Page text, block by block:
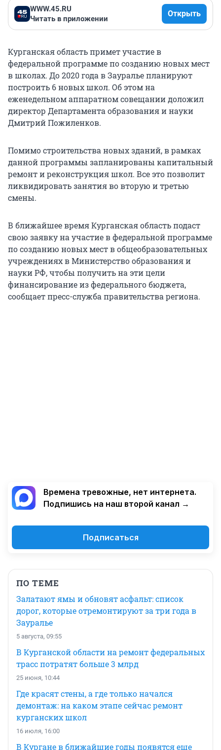
WWW.45.RU
Читать в приложении
Открыть
Курганская область примет участие в
федеральной программе по созданию новых мест
в школах. До 2020 года в Зауралье планируют
построить 6 новых школ. Об этом на
еженедельном аппаратном совещании доложил
директор Департамента образования и науки
Дмитрий Пожиленков.
Помимо строительства новых зданий, в рамках
данной программы запланированы капитальный
ремонт и реконструкция школ. Все это позволит
ликвидировать занятия во вторую и третью
смены.
В ближайшее время Курганская область подаст
свою заявку на участие в федеральной программе
по созданию новых мест в общеобразовательных
учреждениях в Министерство образования и
науки РФ, чтобы получить на эти цели
финансирование из федерального бюджета,
сообщает пресс-служба правительства региона.
Времена тревожные, нет интернета.
Подпишись на наш второй канал →
Подписаться
ПО ТЕМЕ
Залатают ямы и обновят асфальт: список
дорог, которые отремонтируют за три года в
Зауралье
5 августа, 09:55
В Курганской области на ремонт федеральных
трасс потратят больше 3 млрд
25 июня, 10:44
Где красят стены, а где только начался
демонтаж: на каком этапе сейчас ремонт
курганских школ
16 июля, 16:00
В Кургане в ближайшие годы появятся еще